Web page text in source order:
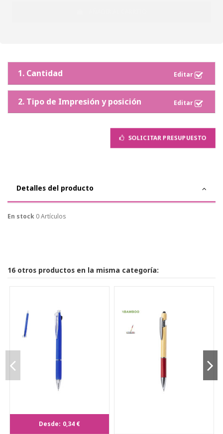
1. Cantidad
2. Tipo de Impresión y posición
SOLICITAR PRESUPUESTO
Detalles del producto
En stock 0 Artículos
16 otros productos en la misma categoría:
Desde: 0,34 €